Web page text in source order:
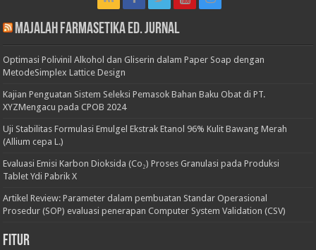
Majalah Farmasetika Ed. Jurnal
Optimasi Polivinil Alkohol dan Gliserin dalam Paper Soap dengan
MetodeSimplex Lattice Design
Kajian Penguatan Sistem Seleksi Pemasok Bahan Baku Obat di PT.
XYZMengacu pada CPOB 2024
Uji Stabilitas Formulasi Emulgel Ekstrak Etanol 96% Kulit Bawang Merah
(Allium cepa L.)
Evaluasi Emisi Karbon Dioksida (Co₂) Proses Granulasi pada Produksi
Tablet Ydi Pabrik X
Artikel Review: Parameter dalam pembuatan Standar Operasional
Prosedur (SOP) evaluasi penerapan Computer System Validation (CSV)
Fitur